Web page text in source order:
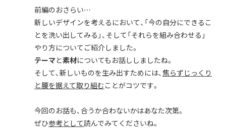
前編のおさらい…
新しいデザインを考えるにおいて、「今の自分にできるこ
とを洗い出してみる」、そして「それらを組み合わせる」
やり方についてご紹介しました。
テーマと素材についてもお話ししましたね。
そして、新しいものを生み出すためには、焦らずじっくり
と腰を据えて取り組むことがコツです。
今回のお話も、合うか合わないかはあなた次第。
ぜひ参考として読んでみてくださいね。